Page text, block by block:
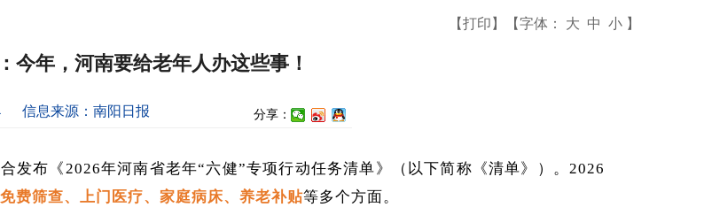
【打印】 【字体： 大 中 小 】
今年，河南要给老年人办这些事！
信息来源：南阳日报 分享：
发布《2026年河南省老年“六健”专项行动任务清单》（以下简称《清单》）。2026
免费筛查、上门医疗、家庭病床、养老补贴等多个方面。